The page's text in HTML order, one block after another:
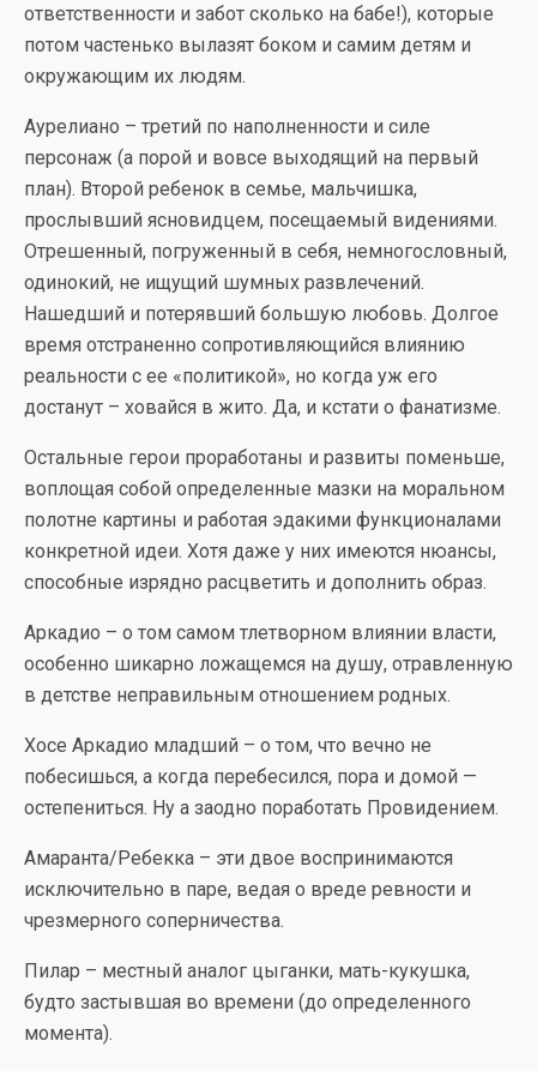
ответственности и забот сколько на бабе!), которые
потом частенько вылазят боком и самим детям и
окружающим их людям.
Аурелиано – третий по наполненности и силе
персонаж (а порой и вовсе выходящий на первый
план). Второй ребенок в семье, мальчишка,
прослывший ясновидцем, посещаемый видениями.
Отрешенный, погруженный в себя, немногословный,
одинокий, не ищущий шумных развлечений.
Нашедший и потерявший большую любовь. Долгое
время отстраненно сопротивляющийся влиянию
реальности с ее «политикой», но когда уж его
достанут – ховайся в жито. Да, и кстати о фанатизме.
Остальные герои проработаны и развиты поменьше,
воплощая собой определенные мазки на моральном
полотне картины и работая эдакими функционалами
конкретной идеи. Хотя даже у них имеются нюансы,
способные изрядно расцветить и дополнить образ.
Аркадио – о том самом тлетворном влиянии власти,
особенно шикарно ложащемся на душу, отравленную
в детстве неправильным отношением родных.
Хосе Аркадио младший – о том, что вечно не
побесишься, а когда перебесился, пора и домой —
остепениться. Ну а заодно поработать Провидением.
Амаранта/Ребекка – эти двое воспринимаются
исключительно в паре, ведая о вреде ревности и
чрезмерного соперничества.
Пилар – местный аналог цыганки, мать-кукушка,
будто застывшая во времени (до определенного
момента).